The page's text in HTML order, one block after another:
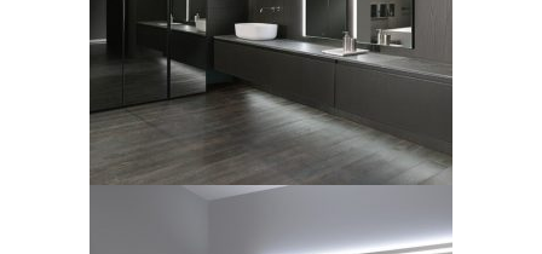
LEGGI TUTTO